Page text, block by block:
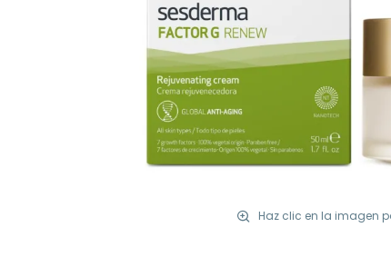
Haz clic en la imagen